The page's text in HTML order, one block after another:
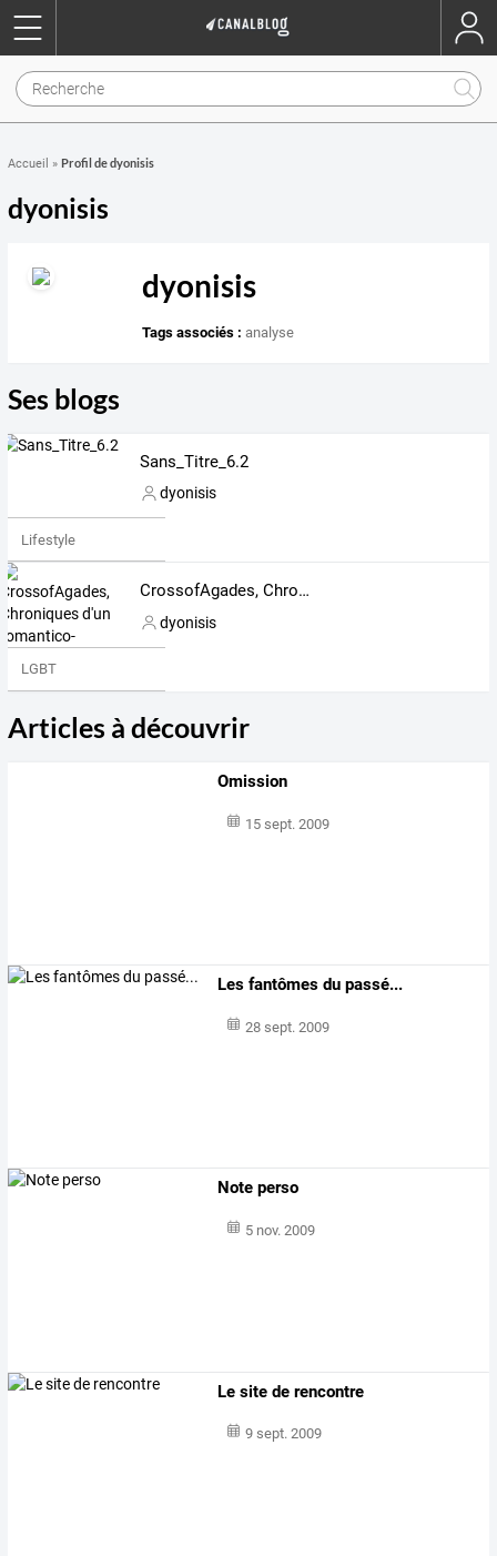
Accueil » Profil de dyonisis
dyonisis
dyonisis
Tags associés : analyse
Ses blogs
Sans_Titre_6.2
dyonisis
Lifestyle
CrossofAgades, Chroniques d'un romantico-idéaliste
dyonisis
LGBT
Articles à découvrir
Omission
15 sept. 2009
Les fantômes du passé...
28 sept. 2009
Note perso
5 nov. 2009
Le site de rencontre
9 sept. 2009